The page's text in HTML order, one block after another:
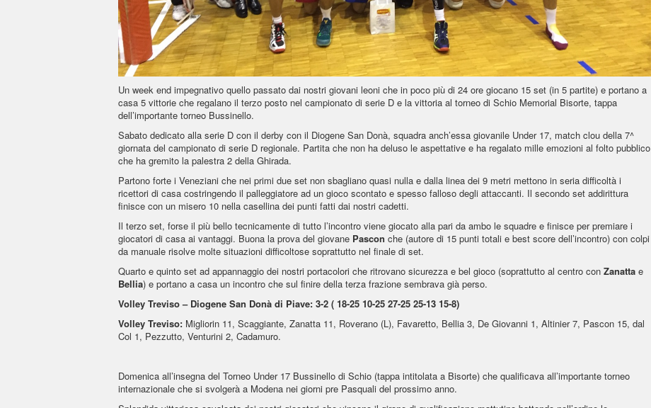
Un week end impegnativo quello passato dai nostri giovani leoni che in poco più di 24 ore giocano 15 set (in 5 partite) e portano a
casa 5 vittorie che regalano il terzo posto nel campionato di serie D e la vittoria al torneo di Schio Memorial Bisorte, tappa
dell’importante torneo Bussinello.
Sabato dedicato alla serie D con il derby con il Diogene San Donà, squadra anch’essa giovanile Under 17, match clou della 7^
giornata del campionato di serie D regionale. Partita che non ha deluso le aspettative e ha regalato mille emozioni al folto pubblico
che ha gremito la palestra 2 della Ghirada.
Partono forte i Veneziani che nei primi due set non sbagliano quasi nulla e dalla linea dei 9 metri mettono in seria difficoltà i
ricettori di casa costringendo il palleggiatore ad un gioco scontato e spesso falloso degli attaccanti. Il secondo set addirittura
finisce con un misero 10 nella casellina dei punti fatti dai nostri cadetti.
Il terzo set, forse il più bello tecnicamente di tutto l’incontro viene giocato alla pari da ambo le squadre e finisce per premiare i
giocatori di casa ai vantaggi. Buona la prova del giovane Pascon che (autore di 15 punti totali e best score dell’incontro) con colpi
da manuale risolve molte situazioni difficoltose soprattutto nel finale di set.
Quarto e quinto set ad appannaggio dei nostri portacolori che ritrovano sicurezza e bel gioco (soprattutto al centro con Zanatta e
Bellia) e portano a casa un incontro che sul finire della terza frazione sembrava già perso.
Volley Treviso – Diogene San Donà di Piave: 3-2 ( 18-25 10-25 27-25 25-13 15-8)
Volley Treviso: Migliorin 11, Scaggiante, Zanatta 11, Roverano (L), Favaretto, Bellia 3, De Giovanni 1, Altinier 7, Pascon 15, dal
Col 1, Pezzutto, Venturini 2, Cadamuro.
Domenica all’insegna del Torneo Under 17 Bussinello di Schio (tappa intitolata a Bisorte) che qualificava all’importante torneo
internazionale che si svolgerà a Modena nei giorni pre Pasquali del prossimo anno.